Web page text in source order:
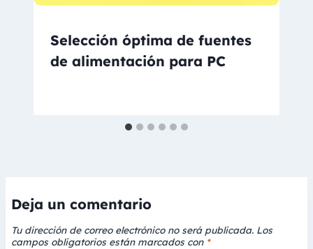
Selección óptima de fuentes
de alimentación para PC
Deja un comentario
Tu dirección de correo electrónico no será publicada. Los
campos obligatorios están marcados con *